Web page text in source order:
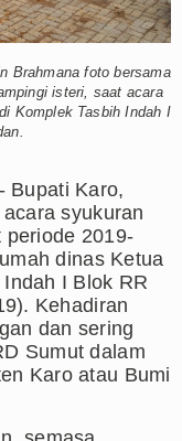
di Indonesia
Tak
Sebagai
Persahabatan
Laga
Inter Milan
7
Berkantor
Brahmana foto bersama
isteri, saat acara
Komplek Tasbih Indah I
- Bupati Karo,
syukuran
periode 2019-
dinas Ketua
I Blok RR
Kehadiran
dan sering
Sumut dalam
Karo atau Bumi